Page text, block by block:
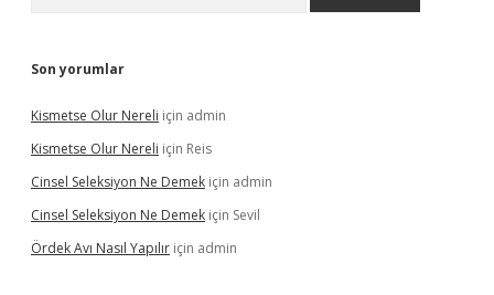
Son yorumlar
Kismetse Olur Nereli için admin
Kismetse Olur Nereli için Reis
Cinsel Seleksiyon Ne Demek için admin
Cinsel Seleksiyon Ne Demek için Sevil
Ördek Avı Nasıl Yapılır için admin